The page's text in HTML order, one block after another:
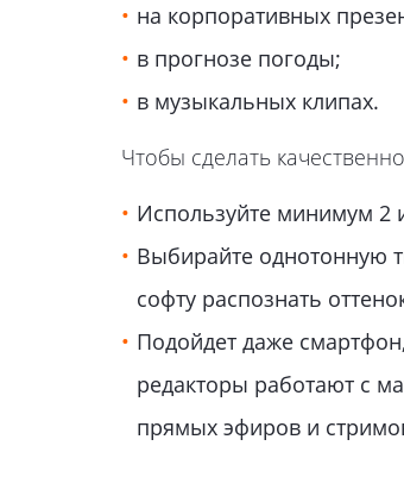
на корпоративных
в прогнозе погоды;
в музыкальных клипах.
Чтобы сделать
Используйте минимум 2
Выбирайте однотонную
софту распознать
Подойдет даже
редакторы работают с
прямых эфиров и